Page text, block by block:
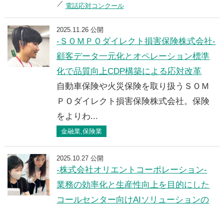
電話応対コンクール
2025.11.26 公開
-ＳＯＭＰＯダイレクト損害保険株式会社-
顧客データ一元化とオペレーション標準
化で品質向上CDP構築による応対改革
自動車保険や火災保険を取り扱うＳＯＭ
ＰＯダイレクト損害保険株式会社。保険
をよりわ...
金融業,保険業
2025.10.27 公開
-株式会社オリエントコーポレーション-
業務の効率化と生産性向上を目的にした
コールセンター向けAIソリューションの